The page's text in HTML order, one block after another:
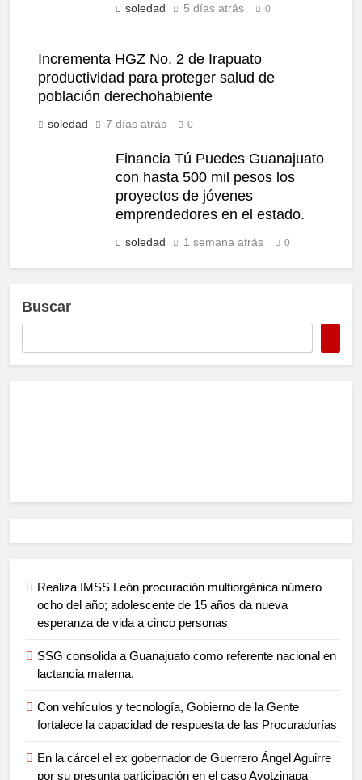
soledad 5 días atrás 0
Incrementa HGZ No. 2 de Irapuato
productividad para proteger salud de
población derechohabiente
soledad 7 días atrás 0
Financia Tú Puedes Guanajuato
con hasta 500 mil pesos los
proyectos de jóvenes
emprendedores en el estado.
soledad 1 semana atrás 0
Buscar
Realiza IMSS León procuración multiorgánica número
ocho del año; adolescente de 15 años da nueva
esperanza de vida a cinco personas
SSG consolida a Guanajuato como referente nacional en
lactancia materna.
Con vehículos y tecnología, Gobierno de la Gente
fortalece la capacidad de respuesta de las Procuradurías
En la cárcel el ex gobernador de Guerrero Ángel Aguirre
por su presunta participación en el caso Ayotzinapa